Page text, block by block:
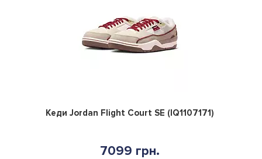
0
Кеди Jordan Flight Court SE (IQ1107171)
7099 грн.